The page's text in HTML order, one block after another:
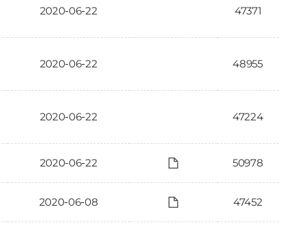
2020-06-22 47371
2020-06-22 48955
2020-06-22 47224
2020-06-22 50978
2020-06-08 47452